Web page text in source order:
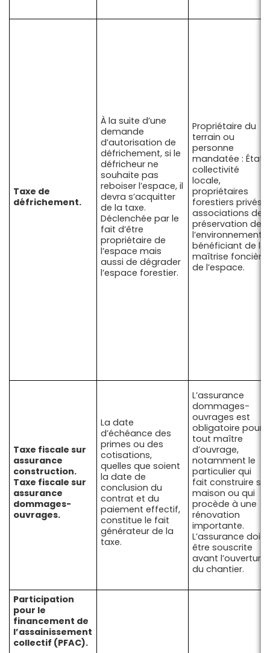
Taxe de
défrichement.
À la suite d’une
demande
d’autorisation de
défrichement, si le
défricheur ne
souhaite pas
reboiser l’espace, il
devra s’acquitter
de la taxe.
Déclenchée par le
fait d’être
propriétaire de
l’espace mais
aussi de dégrader
l’espace forestier.
Propriétaire du
terrain ou
personne
mandatée : État,
collectivité
locale,
propriétaires
forestiers privés,
associations de
préservation de
l’environnement
bénéficiant de la
maîtrise foncière
de l’espace.
Taxe fiscale sur
assurance
construction.
Taxe fiscale sur
assurance
dommages-
ouvrages.
La date
d’échéance des
primes ou des
cotisations,
quelles que soient
la date de
conclusion du
contrat et du
paiement effectif,
constitue le fait
générateur de la
taxe.
L’assurance
dommages-
ouvrages est
obligatoire pour
tout maître
d’ouvrage,
notamment le
particulier qui
fait construire sa
maison ou qui
procède à une
rénovation
importante.
L’assurance doit
être souscrite
avant l’ouverture
du chantier.
Participation
pour le
financement de
l’assainissement
collectif (PFAC).